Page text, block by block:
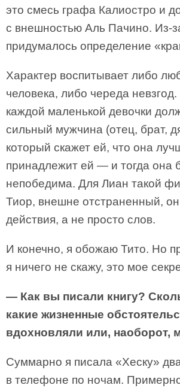
это смесь графа Калиостро и
с внешностью Аль Пачино. Из-
придумалось определение
Характер воспитывает либо
человека, либо череда
каждой маленькой девочки
сильный мужчина (отец, брат,
который скажет ей, что она
принадлежит ей — и тогда она
непобедима. Для Лиан такой
Тиор, внешне отстраненный, он
действия, а не просто слов.
И конечно, я обожаю Тито. Но
я ничего не скажу, это мое
— Как вы писали книгу?
какие жизненные
вдохновляли или, наоборот,
Суммарно я писала «Хеску»
в телефоне по ночам.